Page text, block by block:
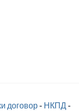
договор- НКПД -